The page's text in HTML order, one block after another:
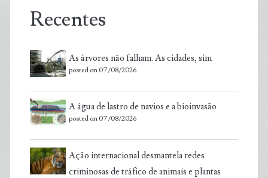
Recentes
As árvores não falham. As cidades, sim
posted on 07/08/2026
A água de lastro de navios e a bioinvasão
posted on 07/08/2026
Ação internacional desmantela redes
criminosas de tráfico de animais e plantas